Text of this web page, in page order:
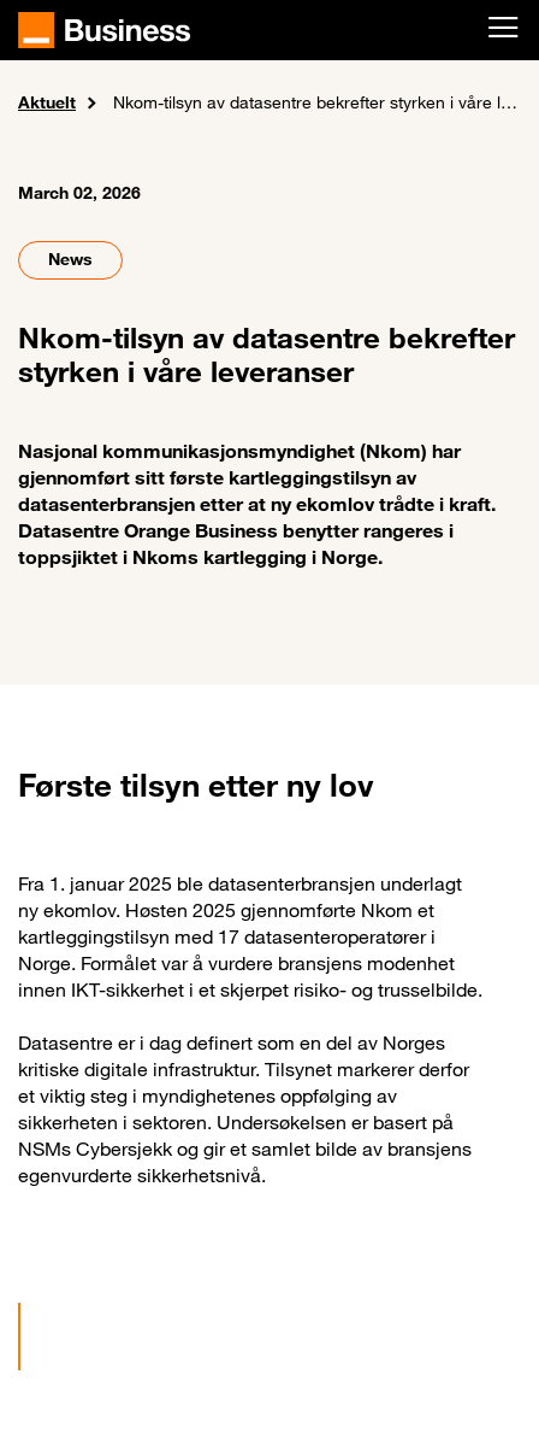
Skip to main content
Home
Aktuelt
Aktuelt Nkom-tilsyn av datasentre bekrefter styrken i våre leveranser
March 02, 2026
News
Nkom-tilsyn av datasentre bekrefter
styrken i våre leveranser
Nasjonal kommunikasjonsmyndighet (Nkom) har
gjennomført sitt første kartleggingstilsyn av
datasenterbransjen etter at ny ekomlov trådte i kraft.
Datasentre Orange Business benytter rangeres i
toppsjiktet i Nkoms kartlegging i Norge.
Første tilsyn etter ny lov
Fra 1. januar 2025 ble datasenterbransjen underlagt
ny ekomlov. Høsten 2025 gjennomførte Nkom et
kartleggingstilsyn med 17 datasenteroperatører i
Norge. Formålet var å vurdere bransjens modenhet
innen IKT-sikkerhet i et skjerpet risiko- og trusselbilde.
Datasentre er i dag definert som en del av Norges
kritiske digitale infrastruktur. Tilsynet markerer derfor
et viktig steg i myndighetenes oppfølging av
sikkerheten i sektoren. Undersøkelsen er basert på
NSMs Cybersjekk og gir et samlet bilde av bransjens
egenvurderte sikkerhetsnivå.